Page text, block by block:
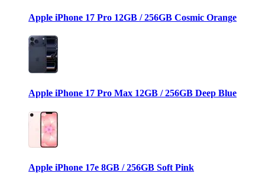
Apple iPhone 17 Pro 12GB / 256GB Cosmic Orange
Apple iPhone 17 Pro Max 12GB / 256GB Deep Blue
Apple iPhone 17e 8GB / 256GB Soft Pink